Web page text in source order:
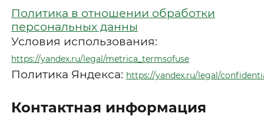
Политика в отношении обработки
персональных данны
Условия использования:
https://yandex.ru/legal/metrica_termsofuse
Политика Яндекса: https://yandex.ru/legal/
Контактная информация